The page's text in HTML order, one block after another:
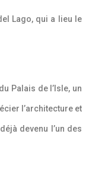
Lago, qui a lieu le
Palais de l’Isle, un
l’architecture et
devenu l’un des